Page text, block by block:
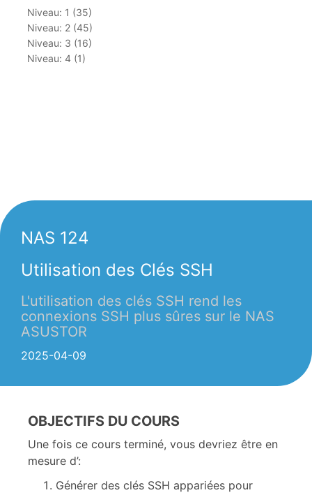
Niveau: 1 (35)
Niveau: 2 (45)
Niveau: 3 (16)
Niveau: 4 (1)
NAS 124
Utilisation des Clés SSH
L'utilisation des clés SSH rend les
connexions SSH plus sûres sur le NAS
ASUSTOR
2025-04-09
OBJECTIFS DU COURS
Une fois ce cours terminé, vous devriez être en
mesure d’:
Générer des clés SSH appariées pour